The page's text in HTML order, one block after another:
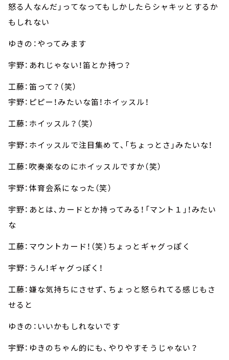
怒る人なんだ」ってなってもしかしたらシャキッとするか
もしれない
ゆきの：やってみます
宇野：あれじゃない！笛とか持つ？
工藤：笛って？（笑）
宇野：ピピー！みたいな笛！ホイッスル！
工藤：ホイッスル？（笑）
宇野：ホイッスルで注目集めて、「ちょっとさ」みたいな！
工藤：吹奏楽なのにホイッスルですか（笑）
宇野：体育会系になった（笑）
宇野：あとは、カードとか持ってみる！「マント１」！みたい
な
工藤：マウントカード！（笑）ちょっとギャグっぽく
宇野：うん！ギャグっぽく！
工藤：嫌な気持ちにさせず、ちょっと怒られてる感じもさ
せると
ゆきの：いいかもしれないです
宇野：ゆきのちゃん的にも、やりやすそうじゃない？